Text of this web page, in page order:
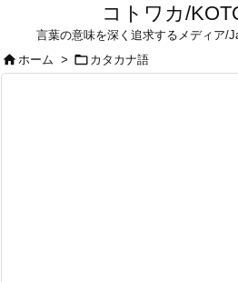
コトワカ/
言葉の意味を深く追求するメディア/
ホーム >  カタカナ語